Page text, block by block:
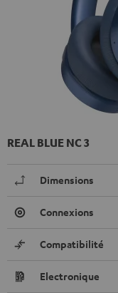
REAL BLUE NC 3
Dimensions
Connexions
Compatibilité
Electronique